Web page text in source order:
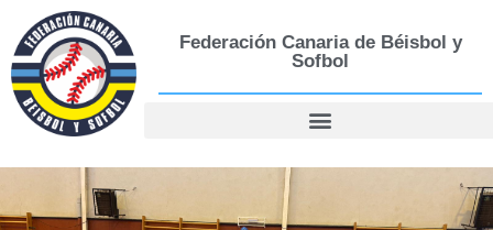
Federación Canaria de Béisbol y
Sofbol